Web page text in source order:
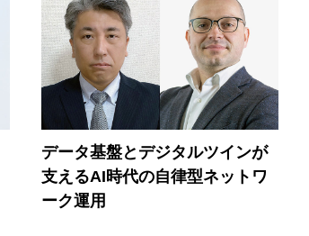
データ基盤とデジタルツインが
支えるAI時代の自律型ネットワ
ーク運用